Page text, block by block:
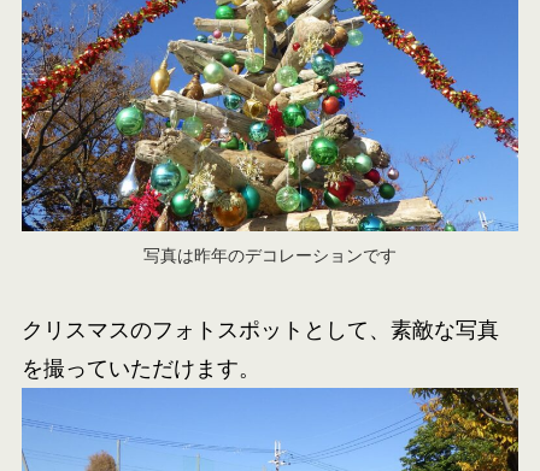
写真は昨年のデコレーションです
クリスマスのフォトスポットとして、素敵な写真
を撮っていただけます。